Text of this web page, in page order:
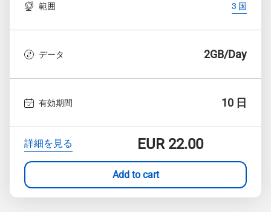
範囲 3 国
データ 2GB/Day
有効期間 10 日
詳細を見る EUR22.00
Add to cart